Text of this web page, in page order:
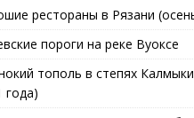
рестораны в Рязани
пороги на реке Вуоксе
тополь в степях
года)